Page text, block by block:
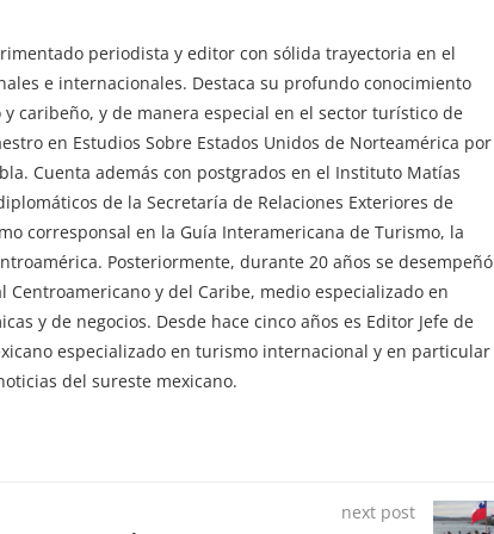
periodista y editor con sólida trayectoria en el
e internacionales. Destaca su profundo conocimiento
caribeño, y de manera especial en el sector turístico de
en Estudios Sobre Estados Unidos de Norteamérica por
Cuenta además con postgrados en el Instituto Matías
de la Secretaría de Relaciones Exteriores de
corresponsal en la Guía Interamericana de Turismo, la
Posteriormente, durante 20 años se desempeñó
Centroamericano y del Caribe, medio especializado en
y de negocios. Desde hace cinco años es Editor Jefe de
especializado en turismo internacional y en particular
del sureste mexicano.
next post